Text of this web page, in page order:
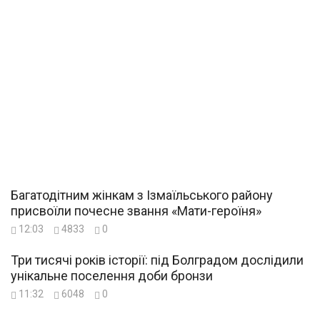
Багатодітним жінкам з Ізмаїльського району
присвоїли почесне звання «Мати-героїня»
12:03 4833 0
Три тисячі років історії: під Болградом дослідили
унікальне поселення доби бронзи
11:32 6048 0